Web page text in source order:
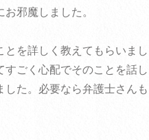
邪魔しました。
を詳しく教えてもらいまし
ごく心配でそのことを話し
た。必要なら弁護士さんも